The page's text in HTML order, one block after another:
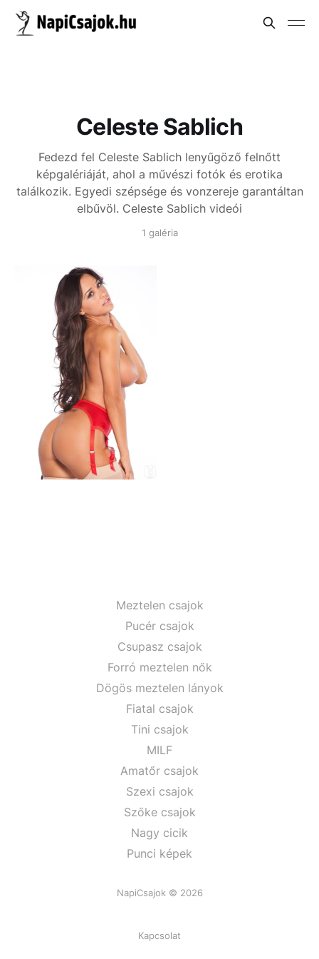
Celeste Sablich
Fedezd fel Celeste Sablich lenyűgöző felnőtt
képgalériáját, ahol a művészi fotók és erotika
találkozik. Egyedi szépsége és vonzereje garantáltan
elbűvöl. Celeste Sablich videói
1 galéria
Meztelen csajok
Pucér csajok
Csupasz csajok
Forró meztelen nők
Dögös meztelen lányok
Fiatal csajok
Tini csajok
MILF
Amatőr csajok
Szexi csajok
Szőke csajok
Nagy cicik
Punci képek
NapiCsajok © 2026
Kapcsolat